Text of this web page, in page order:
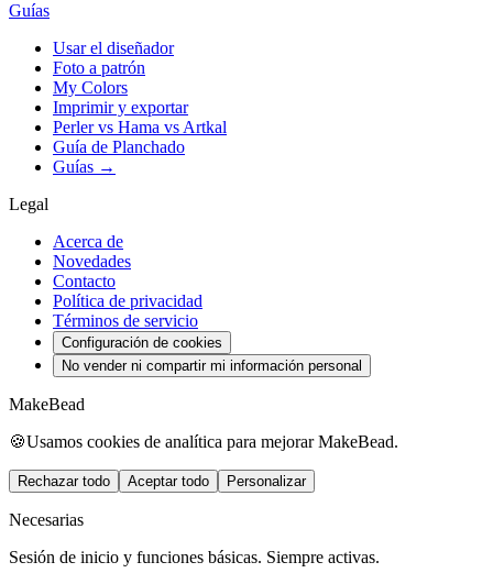
Guías
Usar el diseñador
Foto a patrón
My Colors
Imprimir y exportar
Perler vs Hama vs Artkal
Guía de Planchado
Guías →
Legal
Acerca de
Novedades
Contacto
Política de privacidad
Términos de servicio
Configuración de cookies
No vender ni compartir mi información personal
MakeBead
🍪Usamos cookies de analítica para mejorar MakeBead.
Rechazar todo Aceptar todo Personalizar
Necesarias
Sesión de inicio y funciones básicas. Siempre activas.